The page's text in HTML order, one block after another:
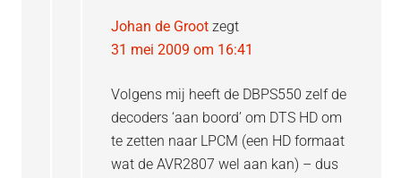
Johan de Groot zegt
31 mei 2009 om 16:41
Volgens mij heeft de DBPS550 zelf de
decoders ‘aan boord’ om DTS HD om
te zetten naar LPCM (een HD formaat
wat de AVR2807 wel aan kan) – dus